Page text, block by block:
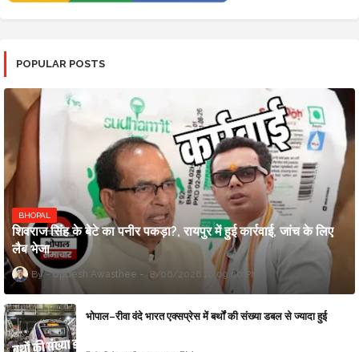
POPULAR POSTS
BHOPAL
शिवराज सिंह के बेटे का पनीर पकड़ा?, रायपुर में हुई कार्रवाई, जांच के लिए
लैब भेजा
Updesh Awasthee 8/06/2026 10:09:00 PM
भोपाल–रीवा वंदे भारत एक्सप्रेस में बर्थों की संख्या डबल से ज्यादा हुई